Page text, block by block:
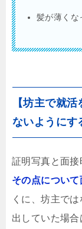
髪が薄くな
【坊主で就
ないようにす
証明写真と面
その点につい
くに、坊主で
出していた場合